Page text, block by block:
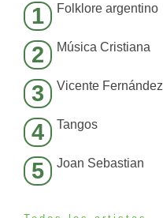
1 Folklore argentino
2 Música Cristiana
3 Vicente Fernández
4 Tangos
5 Joan Sebastian